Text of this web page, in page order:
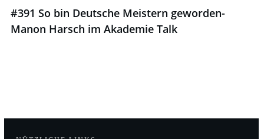
#391 So bin Deutsche Meistern geworden-
Manon Harsch im Akademie Talk